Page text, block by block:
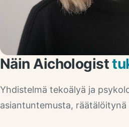
Näin Aichologist
Yhdistelmä tekoälyä ja
asiantuntemusta,